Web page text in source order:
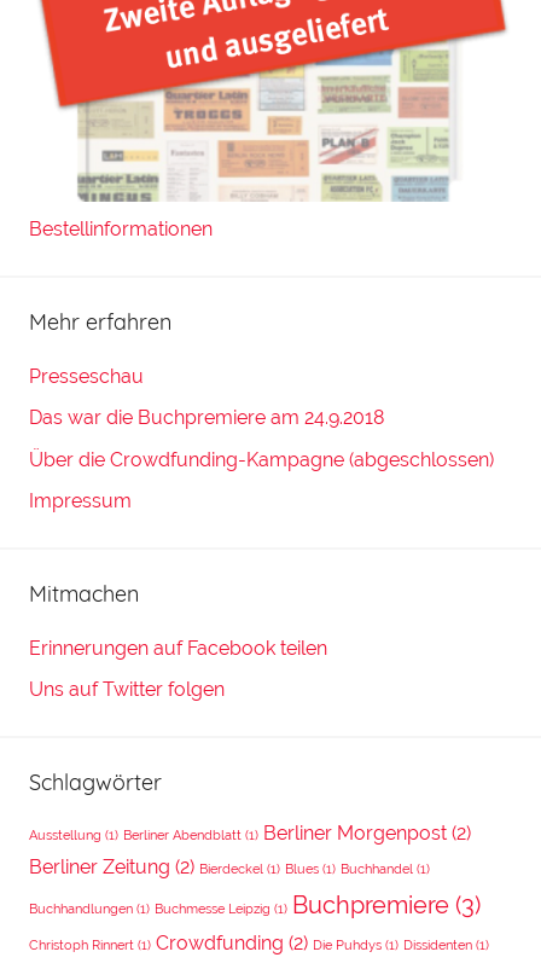
Bestellinformationen
Mehr erfahren
Presseschau
Das war die Buchpremiere am 24.9.2018
Über die Crowdfunding-Kampagne (abgeschlossen)
Impressum
Mitmachen
Erinnerungen auf Facebook teilen
Uns auf Twitter folgen
Schlagwörter
Ausstellung (1) Berliner Abendblatt (1) Berliner Morgenpost (2)
Berliner Zeitung (2) Bierdeckel (1) Blues (1) Buchhandel (1)
Buchhandlungen (1) Buchmesse Leipzig (1) Buchpremiere (3)
Christoph Rinnert (1) Crowdfunding (2) Die Puhdys (1) Dissidenten (1)